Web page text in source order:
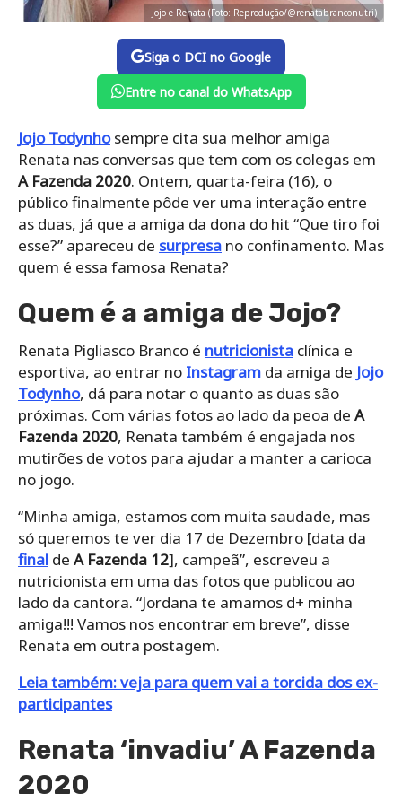
Jojo e Renata (Foto: Reprodução/@renatabranconutri)
Siga o DCI no Google
Entre no canal do WhatsApp
Jojo Todynhosempre cita sua melhor amiga
Renata nas conversas que tem com os colegas em
A Fazenda 2020. Ontem, quarta-feira (16), o
público finalmente pôde ver uma interação entre
as duas, já que a amiga da dona do hit “Que tiro foi
esse?” apareceu de surpresa no confinamento. Mas
quem é essa famosa Renata?
Quem é a amiga de Jojo?
Renata Pigliasco Branco é nutricionista clínica e
esportiva, ao entrar no Instagram da amiga de Jojo
Todynho, dá para notar o quanto as duas são
próximas. Com várias fotos ao lado da peoa de A
Fazenda 2020, Renata também é engajada nos
mutirões de votos para ajudar a manter a carioca
no jogo.
“Minha amiga, estamos com muita saudade, mas
só queremos te ver dia 17 de Dezembro [data da
final de A Fazenda 12], campeã”, escreveu a
nutricionista em uma das fotos que publicou ao
lado da cantora. “Jordana te amamos d+ minha
amiga!!! Vamos nos encontrar em breve”, disse
Renata em outra postagem.
Leia também: veja para quem vai a torcida dos ex-
participantes
Renata ‘invadiu’ A Fazenda
2020